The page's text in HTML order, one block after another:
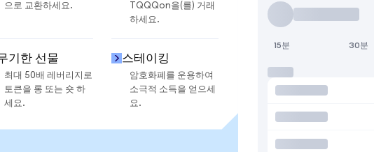
으로 교환하세요.
TQQQon을(를) 거래
하세요.
기한 선물
최대 50배 레버리지로
토큰을 롱 또는 숏 하
세요.
스테이킹
암호화폐를 운용하여
소극적 소득을 얻으세
요.
15분 30분